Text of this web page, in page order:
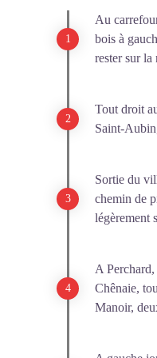
Au
bois à
rester sur
Tout droit
Saint-
Sortie du
chemin de
légèrement
A
Chênaie,
Manoir,